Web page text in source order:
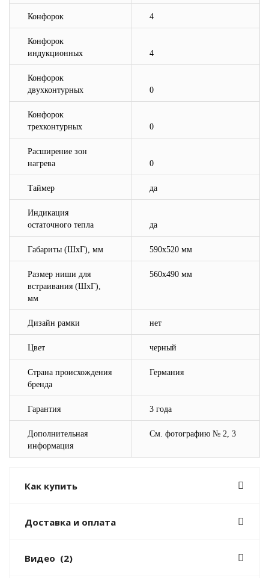
Конфорок 4
Конфорок
индукционных
4
Конфорок
двухконтурных
0
Конфорок
трехконтурных
0
Расширение зон
нагрева
0
Таймер да
Индикация
остаточного тепла
да
Габариты (ШхГ), мм 590х520 мм
Размер ниши для
встраивания (ШхГ),
мм
560х490 мм
Дизайн рамки нет
Цвет черный
Страна происхождения
бренда
Германия
Гарантия 3 года
Дополнительная
информация
См. фотографию № 2, 3
Как купить
Доставка и оплата
Видео (2)